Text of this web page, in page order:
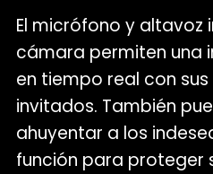
El micrófono y
cámara permiten una
en tiempo real con
invitados. También
ahuyentar a los
función para proteger